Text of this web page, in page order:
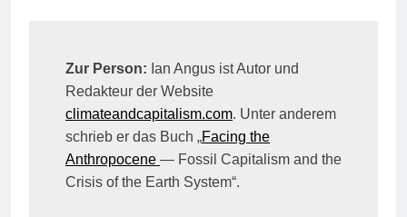
Zur Person: Ian Angus ist Autor und
Redakteur der Website
climateandcapitalism.com. Unter anderem
schrieb er das Buch „Facing the
Anthropocene — Fossil Capitalism and the
Crisis of the Earth System“.